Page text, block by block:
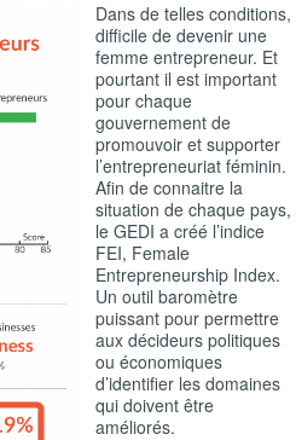
Dans de telles conditions,
difficile de devenir une
femme entrepreneur. Et
pourtant il est important
pour chaque
gouvernement de
promouvoir et supporter
l’entrepreneuriat féminin.
Afin de connaitre la
situation de chaque pays,
le GEDI a créé l’indice
FEI, Female
Entrepreneurship Index.
Un outil baromètre
puissant pour permettre
aux décideurs politiques
ou économiques
d’identifier les domaines
qui doivent être
améliorés.